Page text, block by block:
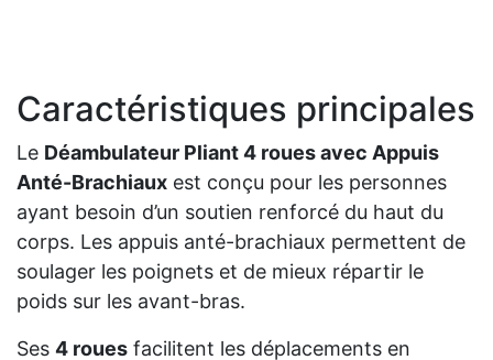
Caractéristiques principales
Le Déambulateur Pliant 4 roues avec Appuis
Anté-Brachiaux est conçu pour les personnes
ayant besoin d’un soutien renforcé du haut du
corps. Les appuis anté-brachiaux permettent de
soulager les poignets et de mieux répartir le
poids sur les avant-bras.
Ses 4 roues facilitent les déplacements en